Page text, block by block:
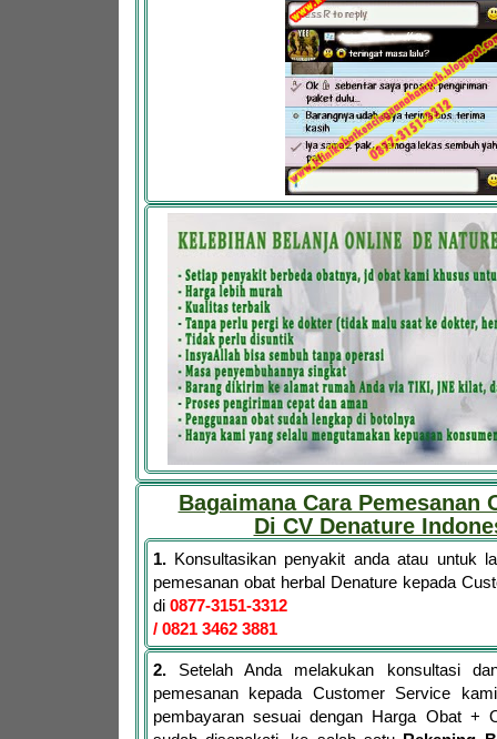
Bagaimana Cara Pemesanan
Di CV Denature
1.Konsultasikan penyakit anda atau untuk
pemesanan obat herbal Denature kepada
di 0877-3151-3312
/ 0821 3462 3881
2.Setelah Anda melakukan konsultasi
pemesanan kepada Customer Service
pembayaran sesuai dengan Harga Obat +